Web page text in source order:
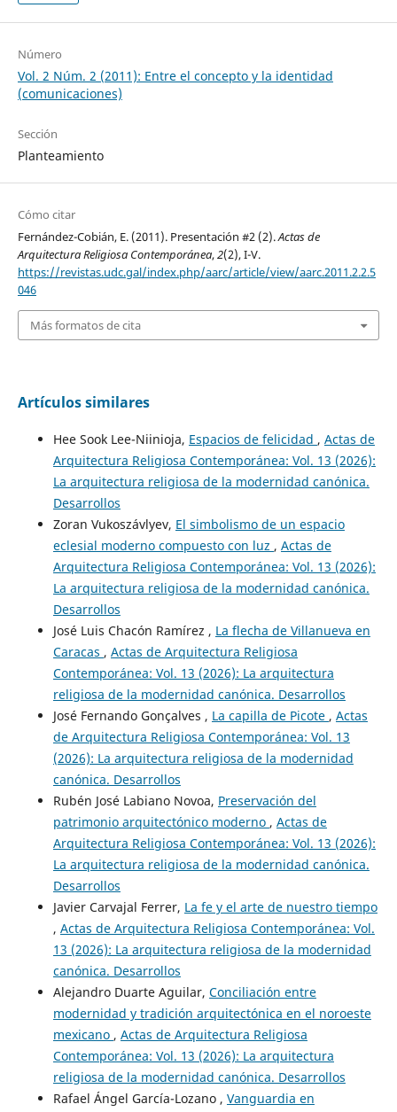
Número
Vol. 2 Núm. 2 (2011): Entre el concepto y la identidad
(comunicaciones)
Sección
Planteamiento
Cómo citar
Fernández-Cobián, E. (2011). Presentación #2 (2).Actas de
Arquitectura Religiosa Contemporánea,2(2), I-V.
https://revistas.udc.gal/index.php/aarc/article/view/aarc.2011.2.2.5
046
Más formatos de cita
Artículos similares
Hee Sook Lee-Niinioja, Espacios de felicidad , Actas de
Arquitectura Religiosa Contemporánea: Vol. 13 (2026):
La arquitectura religiosa de la modernidad canónica.
Desarrollos
Zoran Vukoszávlyev, El simbolismo de un espacio
eclesial moderno compuesto con luz , Actas de
Arquitectura Religiosa Contemporánea: Vol. 13 (2026):
La arquitectura religiosa de la modernidad canónica.
Desarrollos
José Luis Chacón Ramírez , La flecha de Villanueva en
Caracas , Actas de Arquitectura Religiosa
Contemporánea: Vol. 13 (2026): La arquitectura
religiosa de la modernidad canónica. Desarrollos
José Fernando Gonçalves , La capilla de Picote , Actas
de Arquitectura Religiosa Contemporánea: Vol. 13
(2026): La arquitectura religiosa de la modernidad
canónica. Desarrollos
Rubén José Labiano Novoa, Preservación del
patrimonio arquitectónico moderno , Actas de
Arquitectura Religiosa Contemporánea: Vol. 13 (2026):
La arquitectura religiosa de la modernidad canónica.
Desarrollos
Javier Carvajal Ferrer, La fe y el arte de nuestro tiempo
, Actas de Arquitectura Religiosa Contemporánea: Vol.
13 (2026): La arquitectura religiosa de la modernidad
canónica. Desarrollos
Alejandro Duarte Aguilar, Conciliación entre
modernidad y tradición arquitectónica en el noroeste
mexicano , Actas de Arquitectura Religiosa
Contemporánea: Vol. 13 (2026): La arquitectura
religiosa de la modernidad canónica. Desarrollos
Rafael Ángel García-Lozano , Vanguardia en